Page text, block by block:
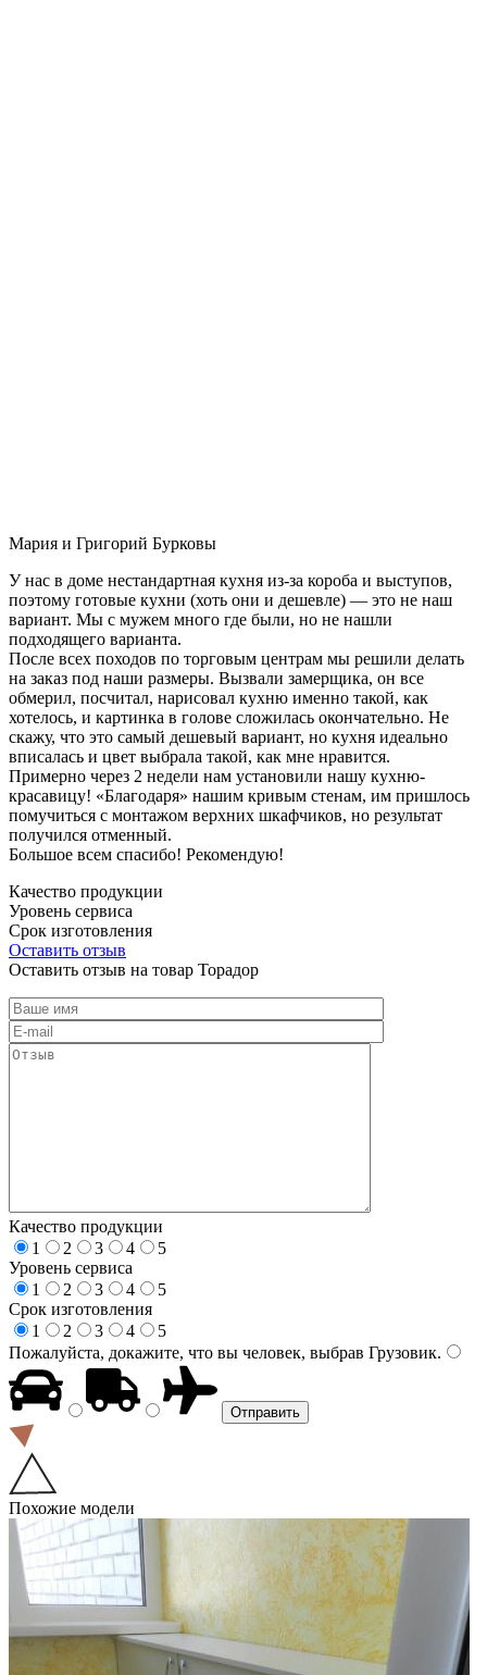
Мария и Григорий Бурковы
У нас в доме нестандартная кухня из-за короба и выступов,
поэтому готовые кухни (хоть они и дешевле) — это не наш
вариант. Мы с мужем много где были, но не нашли
подходящего варианта.
После всех походов по торговым центрам мы решили делать
на заказ под наши размеры. Вызвали замерщика, он все
обмерил, посчитал, нарисовал кухню именно такой, как
хотелось, и картинка в голове сложилась окончательно. Не
скажу, что это самый дешевый вариант, но кухня идеально
вписалась и цвет выбрала такой, как мне нравится.
Примерно через 2 недели нам установили нашу кухню-
красавицу! «Благодаря» нашим кривым стенам, им пришлось
помучиться с монтажом верхних шкафчиков, но результат
получился отменный.
Большое всем спасибо! Рекомендую!
Качество продукции
Уровень сервиса
Срок изготовления
Оставить отзыв
Оставить отзыв на товар Торадор
Качество продукции
1
2 3 4
5
Уровень сервиса
1
2 3 4
5
Срок изготовления
1
2 3 4
5
Пожалуйста, докажите, что вы человек, выбрав Грузовик.
Похожие модели